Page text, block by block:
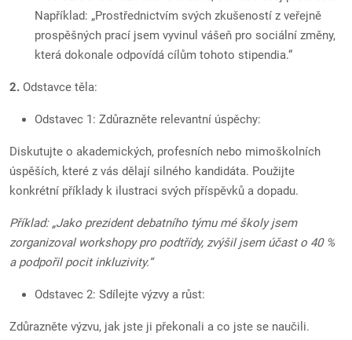
Například: „Prostřednictvím svých zkušeností z veřejně
prospěšných prací jsem vyvinul vášeň pro sociální změny,
která dokonale odpovídá cílům tohoto stipendia.“
2. Odstavce těla:
Odstavec 1: Zdůrazněte relevantní úspěchy:
Diskutujte o akademických, profesních nebo mimoškolních
úspěších, které z vás dělají silného kandidáta. Použijte
konkrétní příklady k ilustraci svých příspěvků a dopadu.
Příklad: „Jako prezident debatního týmu mé školy jsem
zorganizoval workshopy pro podtřídy, zvýšil jsem účast o 40 %
a podpořil pocit inkluzivity.“
Odstavec 2: Sdílejte výzvy a růst:
Zdůrazněte výzvu, jak jste ji překonali a co jste se naučili.